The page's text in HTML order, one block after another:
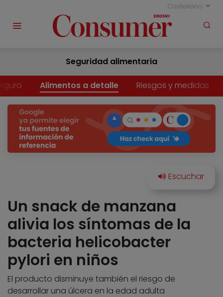
Castellano
Seguridad alimentaria
Alimentos a detalle Riesgos y medidas
Un snack de manzana
alivia los síntomas de la
bacteria helicobacter
pylori en niños
El producto disminuye también el riesgo de
desarrollar una úlcera en la edad adulta